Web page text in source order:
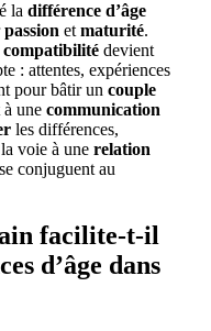
la différence d’âge
passion et maturité.
compatibilité devient
: attentes, expériences
pour bâtir un couple
à une communication
les différences,
voie à une relation
se conjuguent au
facilite-t-il
d’âge dans